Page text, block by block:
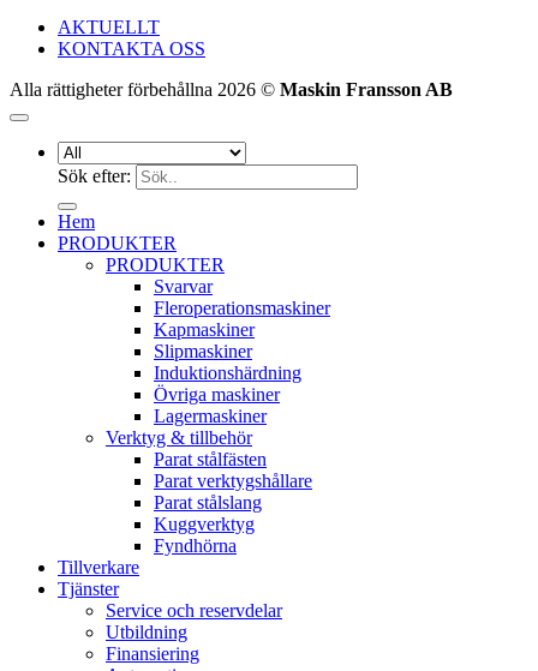
AKTUELLT
KONTAKTA OSS
Alla rättigheter förbehållna 2026 © Maskin Fransson AB
Sök efter:
Hem
PRODUKTER
PRODUKTER
Svarvar
Fleroperationsmaskiner
Kapmaskiner
Slipmaskiner
Induktionshärdning
Övriga maskiner
Lagermaskiner
Verktyg & tillbehör
Parat stålfästen
Parat verktygshållare
Parat stålslang
Kuggverktyg
Fyndhörna
Tillverkare
Tjänster
Service och reservdelar
Utbildning
Finansiering